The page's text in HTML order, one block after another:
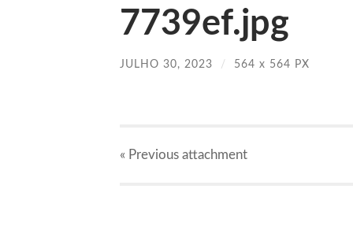
7739ef.jpg
JULHO 30, 2023 / 564 x 564 PX
« Previous attachment